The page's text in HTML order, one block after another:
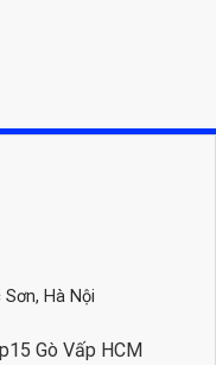
Hà Nội
Gò Vấp HCM